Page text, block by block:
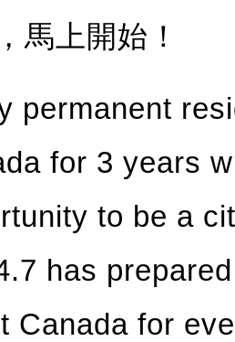
馬上開始！
permanent
for 3 years
to be a
has
Canada for